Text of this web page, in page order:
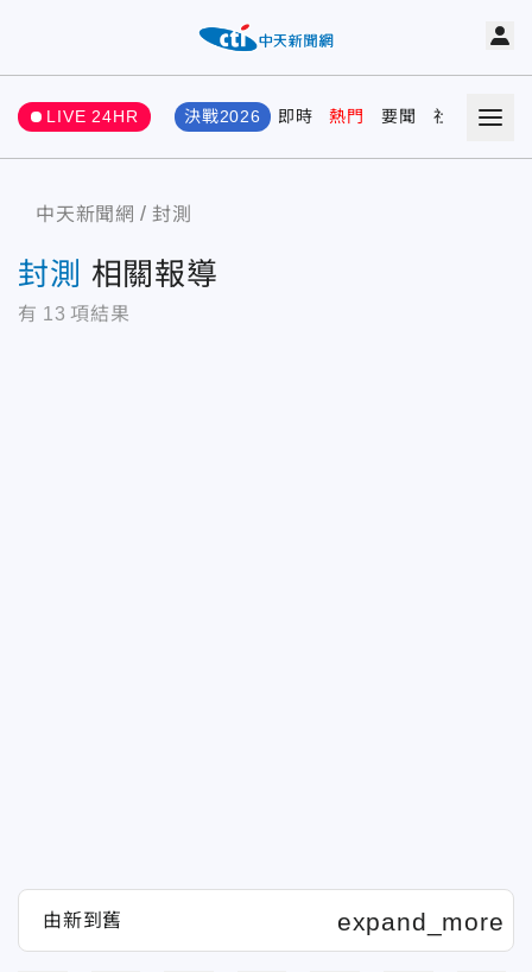
LIVE 24HR 決戰2026 即時 熱門 要聞 社會 娛樂
中天新聞網 封測
封測 相關報導
有 13 項結果